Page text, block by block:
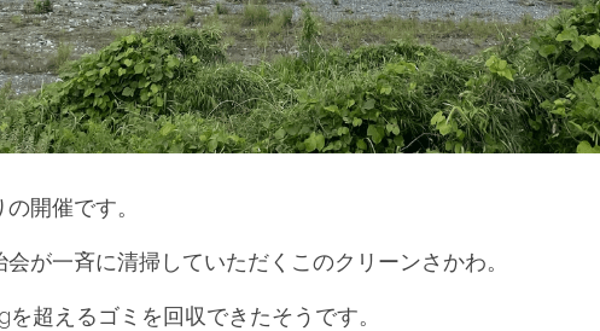
開催です。
が一斉に清掃していただくこのクリーンさかわ。
超えるゴミを回収できたそうです。